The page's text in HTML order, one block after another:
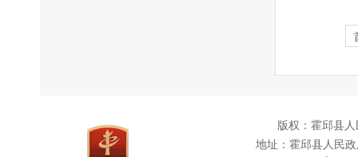
版权：霍邱县
地址：霍邱县人民